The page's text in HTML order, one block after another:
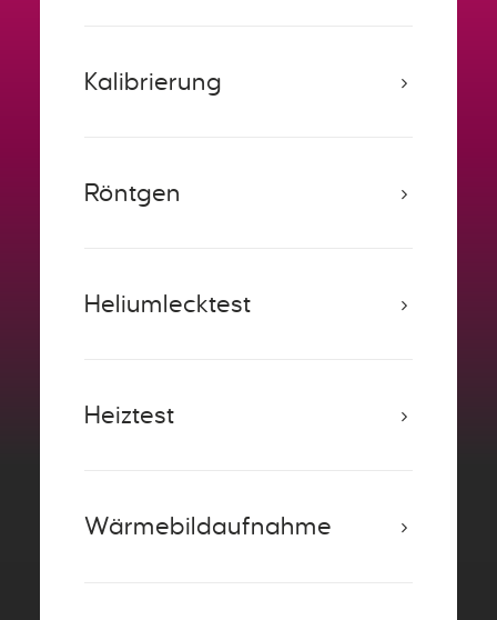
Kalibrierung
Röntgen
Heliumlecktest
Heiztest
Wärmebildaufnahme